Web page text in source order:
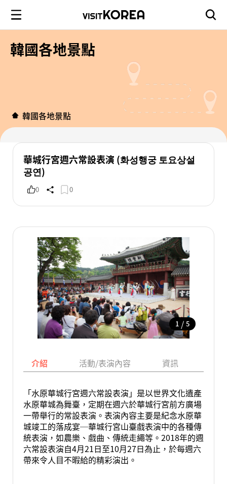
韓國各地景點
韓國各地景點
華城行宮週六常設表演 (화성행궁 토요상설
공연)
0 0
1 / 5
介紹 活動/表演內容 資訊
「水原華城行宮週六常設表演」是以世界文化遺產
水原華城為舞臺，定期在週六於華城行宮前方廣場
一帶舉行的常設表演。表演內容主要是紀念水原華
城竣工的落成宴─華城行宮山臺戲表演中的各種傳
統表演，如農樂、戲曲、傳統走繩等。2018年的週
六常設表演自4月21日至10月27日為止，於每週六
帶來令人目不暇給的精彩演出。